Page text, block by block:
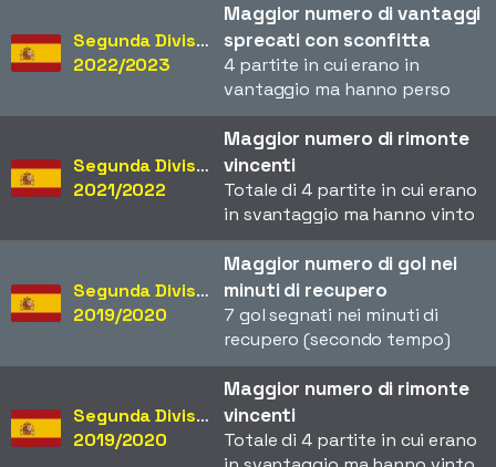
Segunda División
2022/2023
Maggior numero di vantaggi
sprecati con sconfitta
4 partite in cui erano in
vantaggio ma hanno perso
Segunda División
2021/2022
Maggior numero di rimonte
vincenti
Totale di 4 partite in cui erano
in svantaggio ma hanno vinto
Segunda División
2019/2020
Maggior numero di gol nei
minuti di recupero
7 gol segnati nei minuti di
recupero (secondo tempo)
Segunda División
2019/2020
Maggior numero di rimonte
vincenti
Totale di 4 partite in cui erano